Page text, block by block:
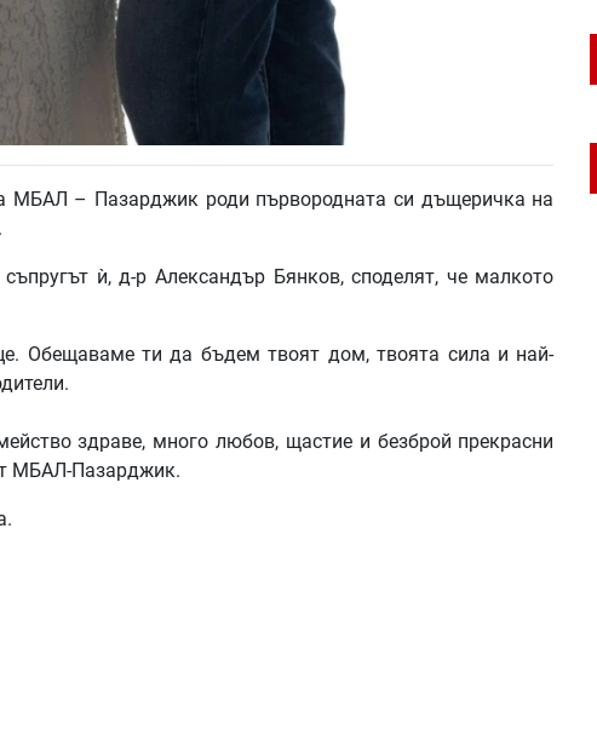
МБАЛ – Пазарджик роди първородната си дъщеричка на
ѝ, д-р Александър Бянков, споделят, че малкото
Обещаваме ти да бъдем твоят дом, твоята сила и най-
здраве, много любов, щастие и безброй прекрасни
МБАЛ-Пазарджик.